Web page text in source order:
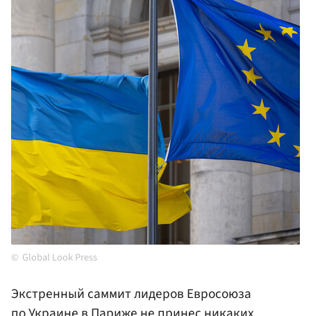
Global Look Press
Экстренный саммит лидеров Евросоюза